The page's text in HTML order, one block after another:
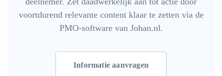
voortdurend relevante content klaar te zetten via de
PMO-software van Johan.nl.
Informatie aanvragen